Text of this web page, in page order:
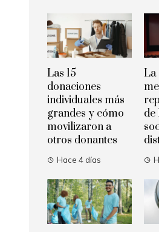
Las 15
donaciones
individuales más
grandes y cómo
movilizaron a
otros donantes
Hace 4 días
La
de